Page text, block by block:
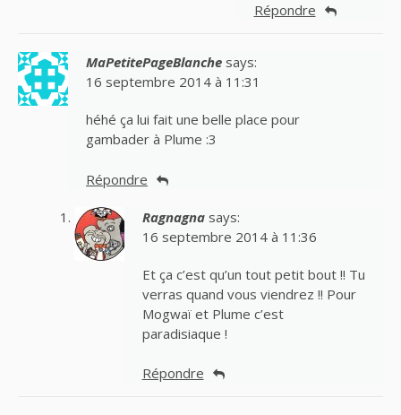
Répondre
MaPetitePageBlanche says:
16 septembre 2014 à 11:31
héhé ça lui fait une belle place pour
gambader à Plume :3
Répondre
Ragnagna says:
16 septembre 2014 à 11:36
Et ça c’est qu’un tout petit bout !! Tu
verras quand vous viendrez !! Pour
Mogwaï et Plume c’est
paradisiaque !
Répondre